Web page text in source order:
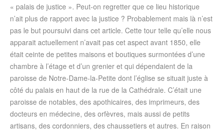
« palais de justice ». Peut-on regretter que ce lieu historique
n’ait plus de rapport avec la justice ? Probablement mais là n’est
pas le but poursuivi dans cet article. Cette tour telle qu’elle nous
apparait actuellement n’avait pas cet aspect avant 1850, elle
était ceinte de petites maisons et boutiques surmontées d’une
chambre à l’étage et d’un grenier et qui dépendaient de la
paroisse de Notre-Dame-la-Petite dont l’église se situait juste à
côté du palais en haut de la rue de la Cathédrale. C’était une
paroisse de notables, des apothicaires, des imprimeurs, des
docteurs en médecine, des orfèvres, mais aussi de petits
artisans, des cordonniers, des chaussetiers et autres. En raison